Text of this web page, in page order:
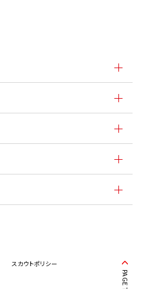
スカウトポリシー